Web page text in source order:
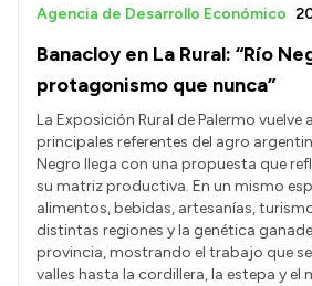
Banacloy en La Rural: “Río
protagonismo que nunca”
Agencia de Desarrollo Económico
La Exposición Rural de Palermo vuelve
principales referentes del agro
Negro llega con una propuesta que
su matriz productiva. En un mismo
alimentos, bebidas, artesanías,
distintas regiones y la genética
provincia, mostrando el trabajo que
valles hasta la cordillera, la estepa y el